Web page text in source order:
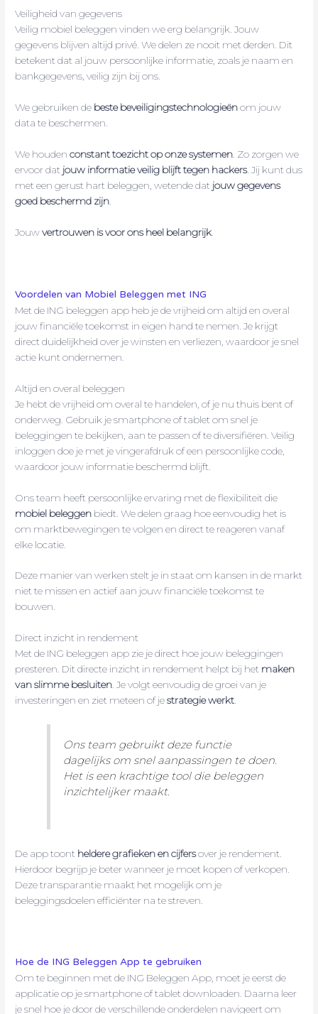
Veiligheid van gegevens
Veilig mobiel beleggen vinden we erg belangrijk. Jouw
gegevens blijven altijd privé. We delen ze nooit met derden. Dit
betekent dat al jouw persoonlijke informatie, zoals je naam en
bankgegevens, veilig zijn bij ons.
We gebruiken de beste beveiligingstechnologieënom jouw
data te beschermen.
We houdenconstant toezicht op onze systemen. Zo zorgen we
ervoor dat jouw informatie veilig blijft tegen hackers. Jij kunt dus
met een gerust hart beleggen, wetende dat jouw gegevens
goed beschermd zijn.
Jouwvertrouwen is voor ons heel belangrijk
Voordelen van Mobiel Beleggen met ING
Met de ING beleggen app heb je de vrijheid om altijd en overal
jouw financiële toekomst in eigen hand te nemen. Je krijgt
direct duidelijkheid over je winsten en verliezen, waardoor je snel
actie kunt ondernemen.
Altijd en overal beleggen
Je hebt de vrijheid om overal te handelen, of je nu thuis bent of
onderweg. Gebruik je smartphone of tablet om snel je
beleggingen te bekijken, aan te passen of te diversifiëren. Veilig
inloggen doe je met je vingerafdruk of een persoonlijke code,
waardoor jouw informatie beschermd blijft.
Ons team heeft persoonlijke ervaring met de flexibiliteit die
mobiel beleggen biedt. We delen graag hoe eenvoudig het is
om marktbewegingen te volgen en direct te reageren vanaf
elke locatie.
Deze manier van werken stelt je in staat om kansen in de markt
niet te missen en actief aan jouw financiële toekomst te
bouwen.
Direct inzicht in rendement
Met de ING beleggen app zie je direct hoe jouw beleggingen
presteren. Dit directe inzicht in rendement helpt bij het maken
van slimme besluiten. Je volgt eenvoudig de groei van je
investeringen en ziet meteen of jestrategie werkt.
Ons team gebruikt deze functie
dagelijks om snel aanpassingen te doen.
Het is een krachtige tool die beleggen
inzichtelijker maakt.
De app toont heldere grafieken en cijfersover je rendement.
Hierdoor begrijp je beter wanneer je moet kopen of verkopen.
Deze transparantie maakt het mogelijk om je
beleggingsdoelen efficiënter na te streven.
Hoe de ING Beleggen App te gebruiken
Om te beginnen met de ING Beleggen App, moet je eerst de
applicatie op je smartphone of tablet downloaden. Daarna leer
je snel hoe je door de verschillende onderdelen navigeert om